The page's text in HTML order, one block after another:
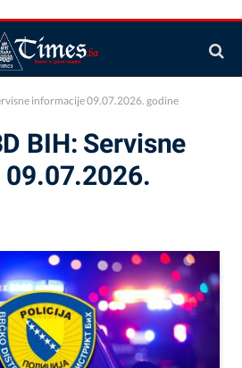
informacije 09.07.2026. godine
BIH: Servisne